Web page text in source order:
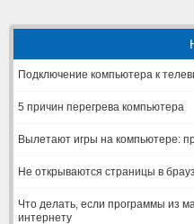
Подключение компьютера к
5 причин перегрева компьютера
Вылетают игры на компьютере:
Не открываются страницы в
Что делать, если программы из
интернету